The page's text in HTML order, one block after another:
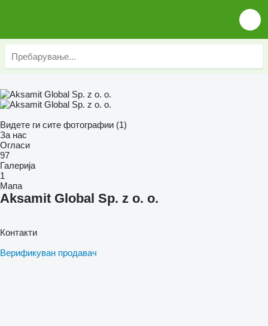
Видете ги сите фотографии (1)
За нас
Огласи
97
Галерија
1
Мапа
Aksamit Global Sp. z o. o.
Контакти
Верификуван продавач